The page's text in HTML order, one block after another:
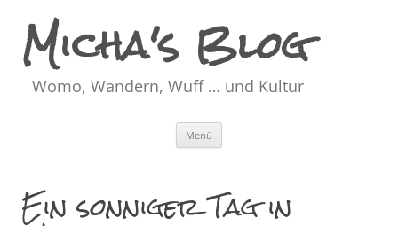
Micha's Blog
Womo, Wandern, Wuff … und Kultur
Menü
Ein sonniger Tag in